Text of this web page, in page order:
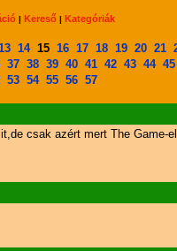
| Kereső | Kategóriák
14 15 16 17 18 19 20 21
37 38 39 40 41 42 43 44 45
53 54 55 56 57
csak azért mert The